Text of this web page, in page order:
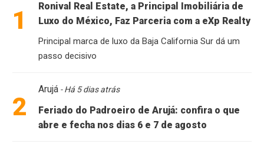
1
Ronival Real Estate, a Principal Imobiliária de
Luxo do México, Faz Parceria com a eXp Realty
Principal marca de luxo da Baja California Sur dá um
passo decisivo
2
Arujá- Há 5 dias atrás
Feriado do Padroeiro de Arujá: confira o que
abre e fecha nos dias 6 e 7 de agosto